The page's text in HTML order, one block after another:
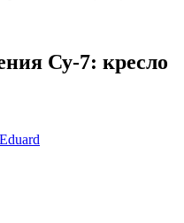
Су-7: кресло
Eduard